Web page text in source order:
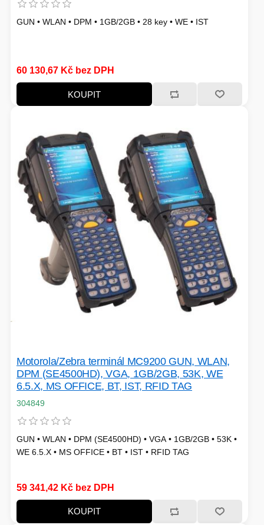
HERNÍ SVĚT
HERNÍ CASE
BAZAR
BAZAR
TELEVIZE
OSTATNÍ - MOBIL
NAPÁJECÍ ZDROJ
KOLOBĚŽKY
VENKOVNÍ JEDNOTKY
KONVERTORY
ADAPTÉRY USB/PCI
ŽEHLIČKY
TLAKOVÉ HRNCE
GUN • WLAN • DPM • 1GB/2GB • 28 key • WE • IST
60 130,67 Kč bez DPH
KOUPIT
Motorola/Zebra terminál MC9200 GUN, WLAN,
DPM (SE4500HD), VGA, 1GB/2GB, 53K, WE
6.5.X, MS OFFICE, BT, IST, RFID TAG
304849
GUN • WLAN • DPM (SE4500HD) • VGA • 1GB/2GB • 53K •
WE 6.5.X • MS OFFICE • BT • IST • RFID TAG
59 341,42 Kč bez DPH
KOUPIT